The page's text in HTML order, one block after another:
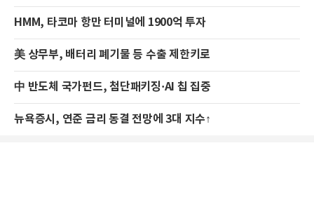
HMM, 타코마 항만 터미널에 1900억 투자
美 상무부, 배터리 폐기물 등 수출 제한키로
中 반도체 국가펀드, 첨단패키징·AI 칩 집중
뉴욕증시, 연준 금리 동결 전망에 3대 지수↑